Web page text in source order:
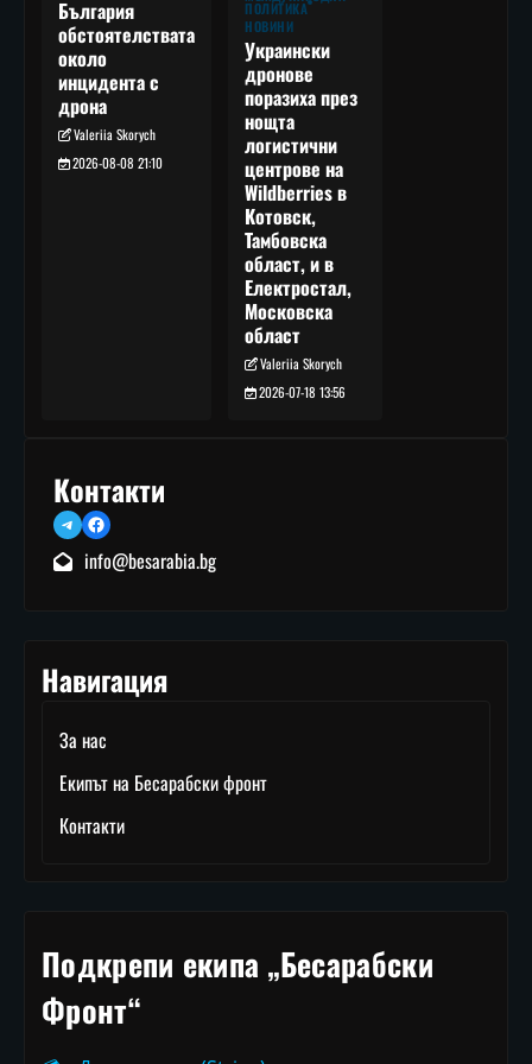
България
обстоятелствата
около
инцидента с
дрона
Valeriia Skorych
2026-08-08 21:10
ПОЛИТИКА
НОВИНИ
Украински
дронове
поразиха през
нощта
логистични
центрове на
Wildberries в
Котовск,
Тамбовска
област, и в
Електростал,
Московска
област
Valeriia Skorych
2026-07-18 13:56
Контакти
TelegramFacebook
info@besarabia.bg
Навигация
За нас
Екипът на Бесарабски фронт
Контакти
Подкрепи екипа „Бесарабски
Фронт“